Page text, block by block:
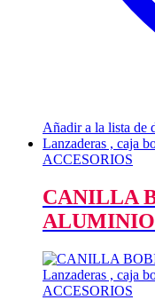
Añadir a la lista de
Lanzaderas , caja
ACCESORIOS
CANILLA
ALUMINIO
Lanzaderas , caja
ACCESORIOS